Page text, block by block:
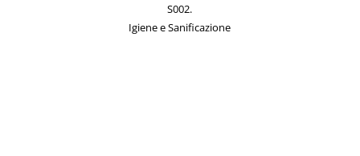
S002.
Igiene e Sanificazione